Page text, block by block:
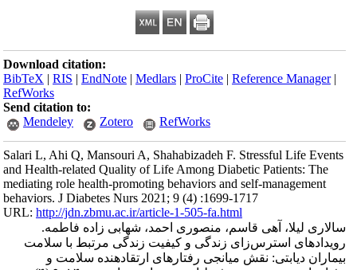
Download citation:
BibTeX |RIS |EndNote |Medlars |ProCite |Reference Manager
RefWorks
Send citation to:
Mendeley
Zotero RefWorks
Salari L, Ahi Q, Mansouri A, Shahabizadeh F. Stressful Life Events
and Health-related Quality of Life Among Diabetic Patients: The
mediating role health-promoting behaviors and self-management
behaviors. J Diabetes Nurs 2021; 9 (4) :1699-1717
URL:http://jdn.zbmu.ac.ir/article-1-505-fa.html
سالاری لیلا، آهی قاسم، منصوری احمد، شهابی زاده فاطمه.
رویدادهای استرس‌زای زندگی و کیفیت زندگی مرتبط با سلامت
بیماران دیابتی: نقش میانجی رفتارهای ارتقادهنده سلامت و